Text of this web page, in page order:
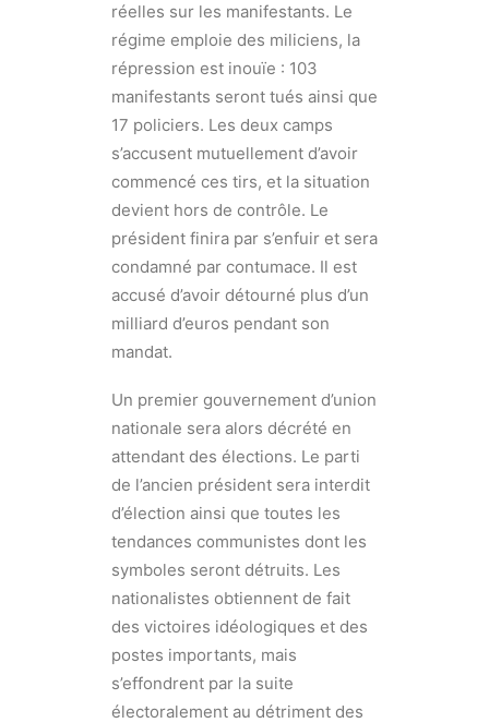
réelles sur les manifestants. Le
régime emploie des miliciens, la
répression est inouïe : 103
manifestants seront tués ainsi que
17 policiers. Les deux camps
s’accusent mutuellement d’avoir
commencé ces tirs, et la situation
devient hors de contrôle. Le
président finira par s’enfuir et sera
condamné par contumace. Il est
accusé d’avoir détourné plus d’un
milliard d’euros pendant son
mandat.
Un premier gouvernement d’union
nationale sera alors décrété en
attendant des élections. Le parti
de l’ancien président sera interdit
d’élection ainsi que toutes les
tendances communistes dont les
symboles seront détruits. Les
nationalistes obtiennent de fait
des victoires idéologiques et des
postes importants, mais
s’effondrent par la suite
électoralement au détriment des